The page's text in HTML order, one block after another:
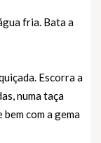
fria. Bata a
Escorra a
numa taça
com a gema